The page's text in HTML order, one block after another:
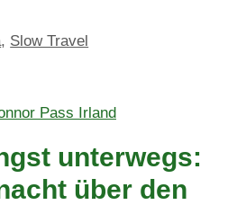
, Slow Travel
unterwegs:
über den